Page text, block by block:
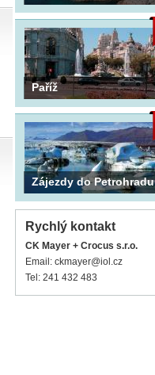
Paříž
Zájezdy do Petrohradu
Rychlý kontakt
CK Mayer + Crocus s.r.o.
Email: ckmayer@iol.cz
Tel: 241 432 483